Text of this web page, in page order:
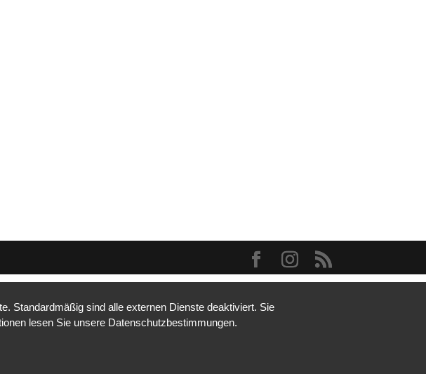
Standardmäßig sind alle externen Dienste deaktiviert. Sie
lesen Sie unsere Datenschutzbestimmungen.